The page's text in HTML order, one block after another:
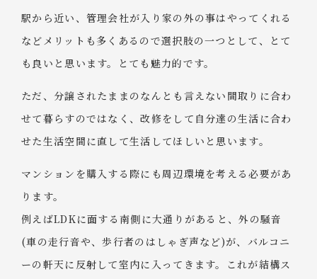
駅から近い、管理会社が入り家の外の事はやってくれる
などメリットも多くあるので選択肢の一つとして、とて
も良いと思います。とても魅力的です。
ただ、分譲されたままのなんとも言えない間取りに合わ
せて暮らすのではなく、改修をして自分達の生活に合わ
せた生活空間に直して生活してほしいと思います。
マンションを購入する際にも周辺環境を考える必要があ
ります。
例えばLDKに面する南側に大通りがあると、外の騒音
(車の走行音や、歩行者のはしゃぎ声など)が、バルコニ
ーの軒天に反射して室内に入ってきます。これが結構ス